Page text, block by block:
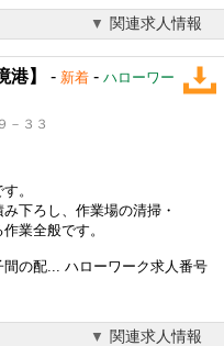
関連求人情報
】 - 新着 - ハローワー
－３３
。
下ろし、作業場の清掃・
業全般です。
間の配... ハローワーク求人番号
関連求人情報